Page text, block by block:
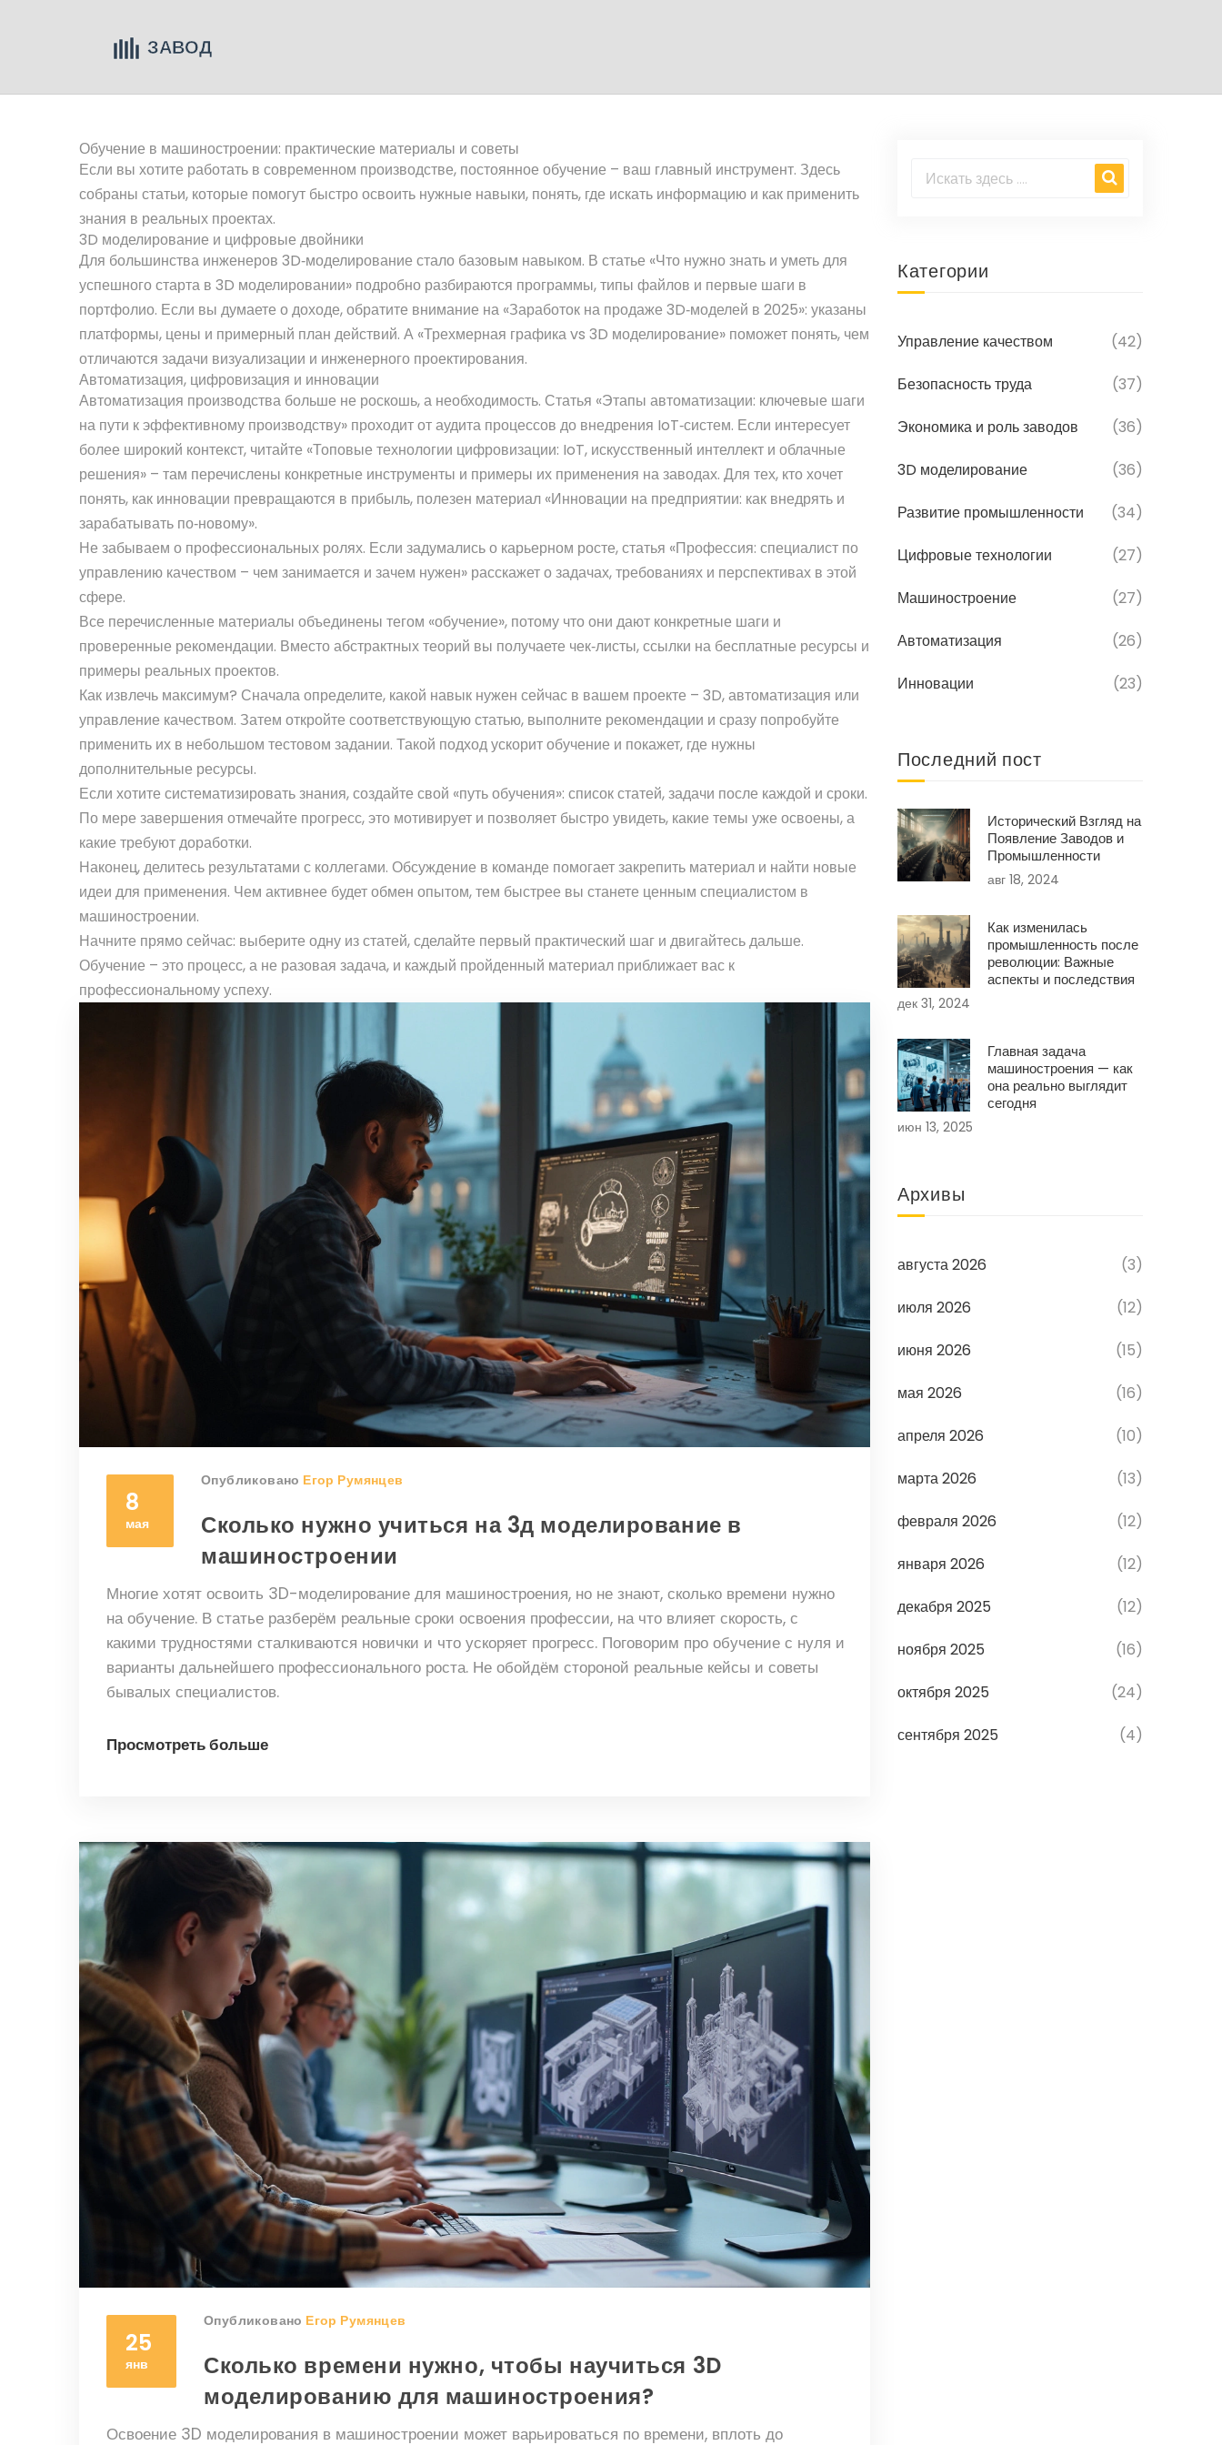
Обучение в машиностроении: практические материалы и советы
Если вы хотите работать в современном производстве, постоянное обучение – ваш главный инструмент. Здесь
собраны статьи, которые помогут быстро освоить нужные навыки, понять, где искать информацию и как применить
знания в реальных проектах.
3D моделирование и цифровые двойники
Для большинства инженеров 3D‑моделирование стало базовым навыком. В статье «Что нужно знать и уметь для
успешного старта в 3D моделировании» подробно разбираются программы, типы файлов и первые шаги в
портфолио. Если вы думаете о доходе, обратите внимание на «Заработок на продаже 3D‑моделей в 2025»: указаны
платформы, цены и примерный план действий. А «Трехмерная графика vs 3D моделирование» поможет понять, чем
отличаются задачи визуализации и инженерного проектирования.
Автоматизация, цифровизация и инновации
Автоматизация производства больше не роскошь, а необходимость. Статья «Этапы автоматизации: ключевые шаги
на пути к эффективному производству» проходит от аудита процессов до внедрения IoT‑систем. Если интересует
более широкий контекст, читайте «Топовые технологии цифровизации: IoT, искусственный интеллект и облачные
решения» – там перечислены конкретные инструменты и примеры их применения на заводах. Для тех, кто хочет
понять, как инновации превращаются в прибыль, полезен материал «Инновации на предприятии: как внедрять и
зарабатывать по‑новому».
Не забываем о профессиональных ролях. Если задумались о карьерном росте, статья «Профессия: специалист по
управлению качеством – чем занимается и зачем нужен» расскажет о задачах, требованиях и перспективах в этой
сфере.
Все перечисленные материалы объединены тегом «обучение», потому что они дают конкретные шаги и
проверенные рекомендации. Вместо абстрактных теорий вы получаете чек‑листы, ссылки на бесплатные ресурсы и
примеры реальных проектов.
Как извлечь максимум? Сначала определите, какой навык нужен сейчас в вашем проекте – 3D, автоматизация или
управление качеством. Затем откройте соответствующую статью, выполните рекомендации и сразу попробуйте
применить их в небольшом тестовом задании. Такой подход ускорит обучение и покажет, где нужны
дополнительные ресурсы.
Если хотите систематизировать знания, создайте свой «путь обучения»: список статей, задачи после каждой и сроки.
По мере завершения отмечайте прогресс, это мотивирует и позволяет быстро увидеть, какие темы уже освоены, а
какие требуют доработки.
Наконец, делитесь результатами с коллегами. Обсуждение в команде помогает закрепить материал и найти новые
идеи для применения. Чем активнее будет обмен опытом, тем быстрее вы станете ценным специалистом в
машиностроении.
Начните прямо сейчас: выберите одну из статей, сделайте первый практический шаг и двигайтесь дальше.
Обучение – это процесс, а не разовая задача, и каждый пройденный материал приближает вас к
профессиональному успеху.
8
мая
Опубликовано Егор Румянцев
Сколько нужно учиться на 3д моделирование в
машиностроении
Многие хотят освоить 3D-моделирование для машиностроения, но не знают, сколько времени нужно
на обучение. В статье разберём реальные сроки освоения профессии, на что влияет скорость, с
какими трудностями сталкиваются новички и что ускоряет прогресс. Поговорим про обучение с нуля и
варианты дальнейшего профессионального роста. Не обойдём стороной реальные кейсы и советы
бывалых специалистов.
Просмотреть больше
25
янв
Опубликовано Егор Румянцев
Сколько времени нужно, чтобы научиться 3D
моделированию для машиностроения?
Освоение 3D моделирования в машиностроении может варьироваться по времени, вплоть до
Категории
Управление качеством (42)
Безопасность труда (37)
Экономика и роль заводов (36)
3D моделирование (36)
Развитие промышленности (34)
Цифровые технологии (27)
Машиностроение (27)
Автоматизация (26)
Инновации (23)
Последний пост
Исторический Взгляд на
Появление Заводов и
Промышленности
авг 18, 2024
Как изменилась
промышленность после
революции: Важные
аспекты и последствия
дек 31, 2024
Главная задача
машиностроения — как
она реально выглядит
сегодня
июн 13, 2025
Архивы
августа 2026 (3)
июля 2026 (12)
июня 2026 (15)
мая 2026 (16)
апреля 2026 (10)
марта 2026 (13)
февраля 2026 (12)
января 2026 (12)
декабря 2025 (12)
ноября 2025 (16)
октября 2025 (24)
сентября 2025 (4)